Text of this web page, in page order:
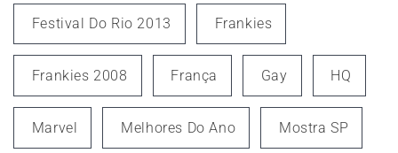
Festival Do Rio 2013 Frankies
Frankies 2008 França Gay HQ
Marvel Melhores Do Ano Mostra SP